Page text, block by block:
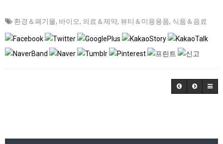
환경＆폐기물, 바이오, 의료＆제약, 뷰티＆미용용품, 식품＆음료